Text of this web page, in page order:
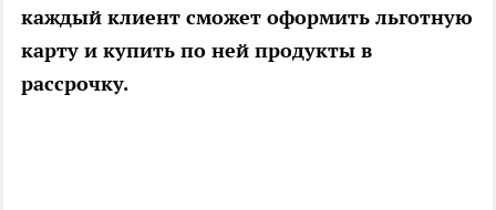
каждый клиент сможет оформить льготную
карту и купить по ней продукты в
рассрочку.